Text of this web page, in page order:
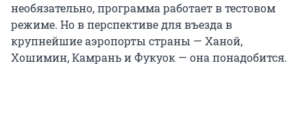
необязательно, программа работает в тестовом
режиме. Но в перспективе для въезда в
крупнейшие аэропорты страны — Ханой,
Хошимин, Камрань и Фукуок — она понадобится.